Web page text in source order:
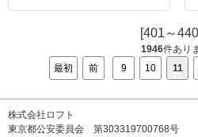
[401～
1946件あり
最初
前 9 10 11
株式会社ロフト
東京都公安委員会 第303319700768号